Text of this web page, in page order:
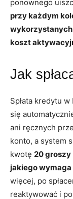
ponownego
przy każdym
koszt
Jak
Spłata kredytu
się
ani ręcznych
konto, a system
kwotę 20 groszy
jakiego
więcej, po
reaktywować i